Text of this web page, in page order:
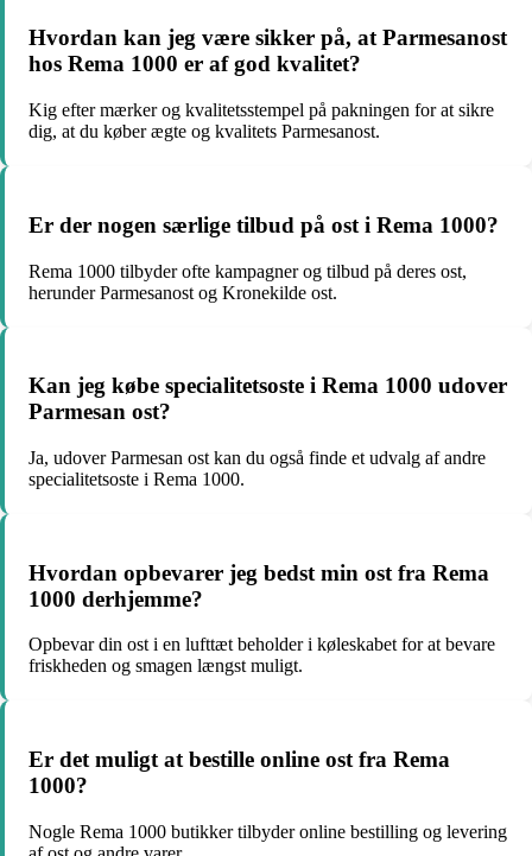
Hvordan kan jeg være sikker på, at Parmesanost
hos Rema 1000 er af god kvalitet?
Kig efter mærker og kvalitetsstempel på pakningen for at sikre
dig, at du køber ægte og kvalitets Parmesanost.
Er der nogen særlige tilbud på ost i Rema 1000?
Rema 1000 tilbyder ofte kampagner og tilbud på deres ost,
herunder Parmesanost og Kronekilde ost.
Kan jeg købe specialitetsoste i Rema 1000 udover
Parmesan ost?
Ja, udover Parmesan ost kan du også finde et udvalg af andre
specialitetsoste i Rema 1000.
Hvordan opbevarer jeg bedst min ost fra Rema
1000 derhjemme?
Opbevar din ost i en lufttæt beholder i køleskabet for at bevare
friskheden og smagen længst muligt.
Er det muligt at bestille online ost fra Rema
1000?
Nogle Rema 1000 butikker tilbyder online bestilling og levering